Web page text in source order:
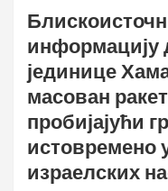
информацију
јединице
масован
пробијајући
истовремено
израелских